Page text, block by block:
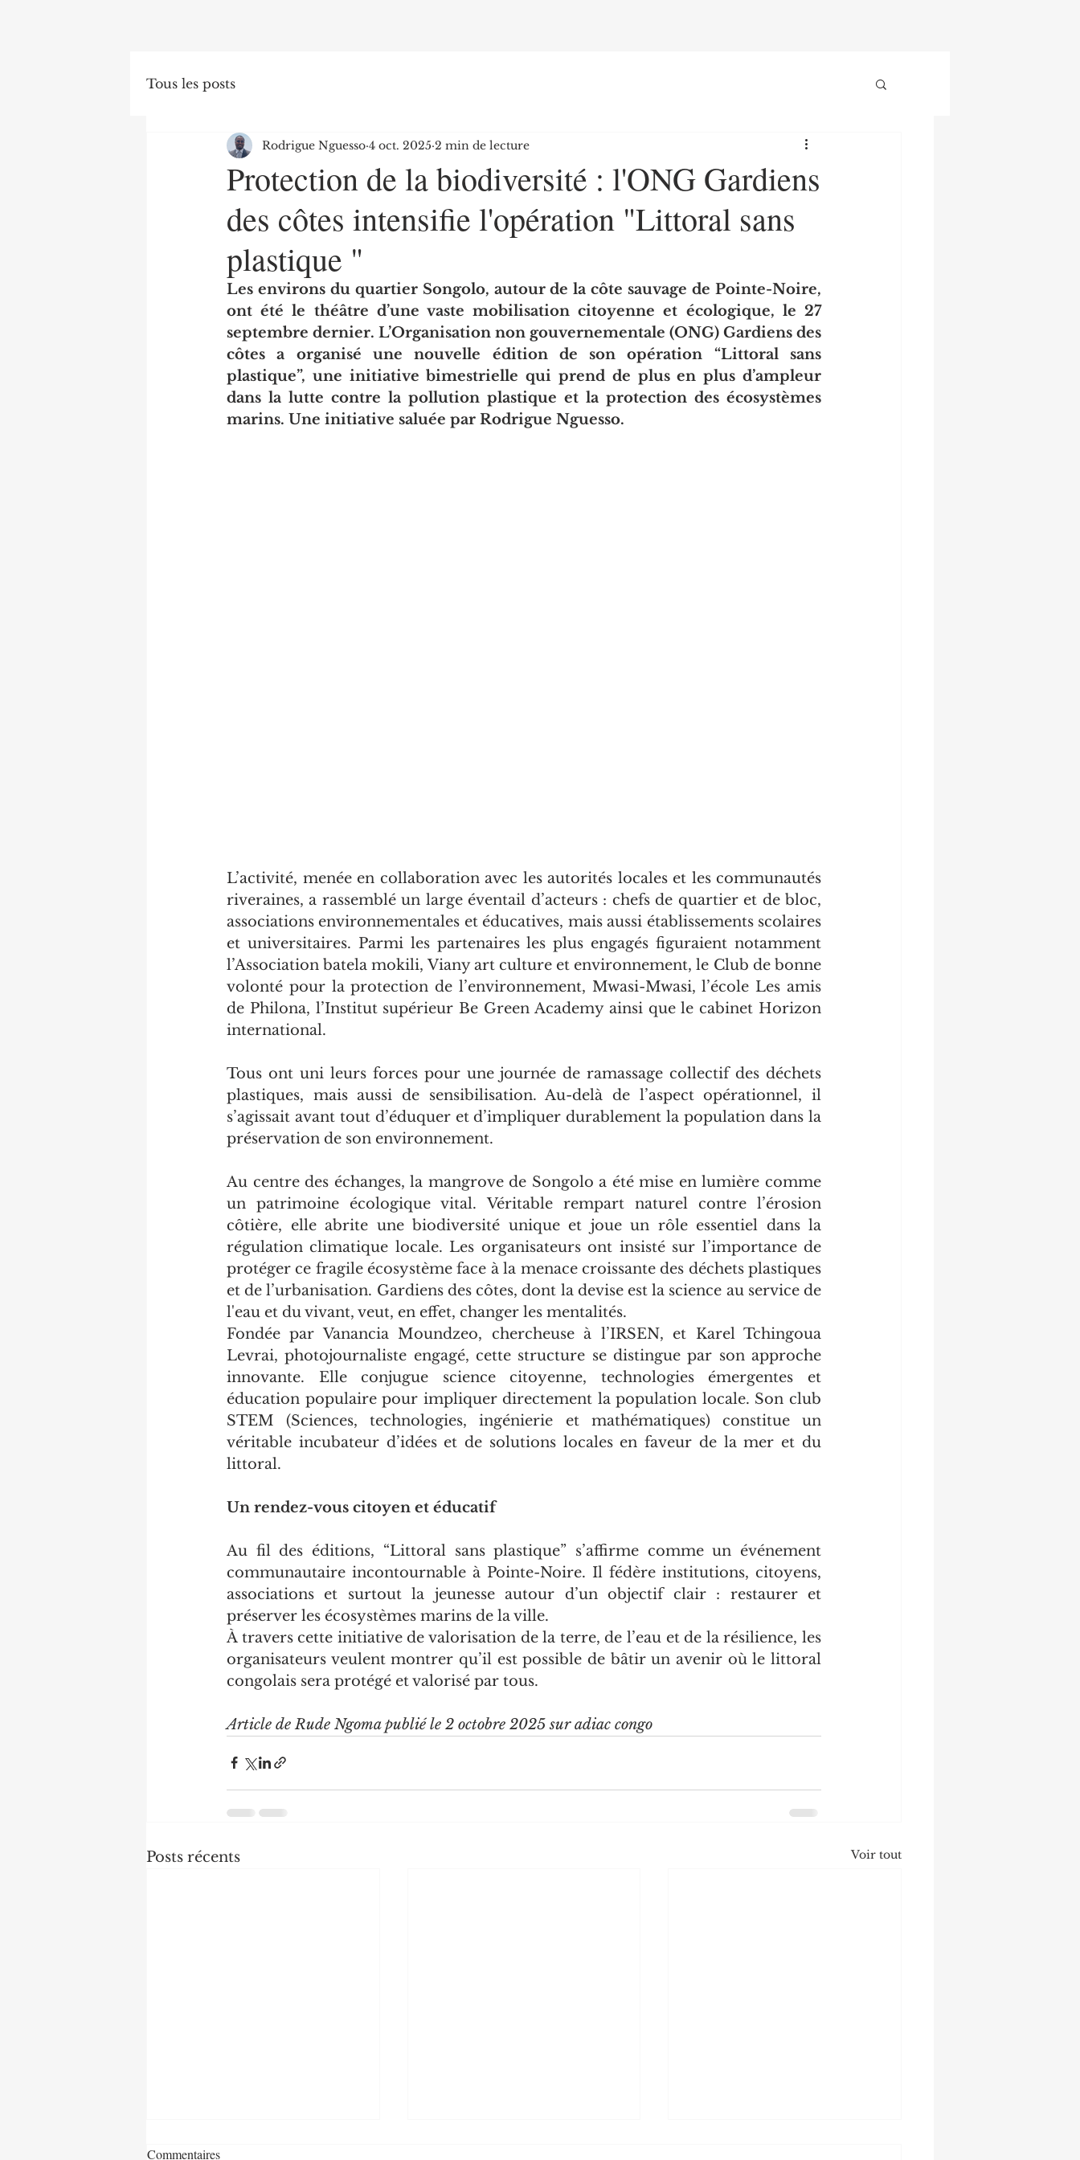
Tous les posts
Protection de la biodiversité : l'ONG Gardiens
des côtes intensifie l'opération "Littoral sans
plastique "
Rodrigue Nguesso 4 oct. 2025 2 min de lecture
Les environs du quartier Songolo, autour de la côte sauvage de Pointe-Noire,
ont été le théâtre d’une vaste mobilisation citoyenne et écologique, le 27
septembre dernier. L’Organisation non gouvernementale (ONG) Gardiens des
côtes a organisé une nouvelle édition de son opération “Littoral sans
plastique”, une initiative bimestrielle qui prend de plus en plus d’ampleur
dans la lutte contre la pollution plastique et la protection des écosystèmes
marins. Une initiative saluée par Rodrigue Nguesso.
L’activité, menée en collaboration avec les autorités locales et les communautés
riveraines, a rassemblé un large éventail d’acteurs : chefs de quartier et de bloc,
associations environnementales et éducatives, mais aussi établissements scolaires
et universitaires. Parmi les partenaires les plus engagés figuraient notamment
l’Association batela mokili, Viany art culture et environnement, le Club de bonne
volonté pour la protection de l’environnement, Mwasi-Mwasi, l’école Les amis
de Philona, l’Institut supérieur Be Green Academy ainsi que le cabinet Horizon
international.
Tous ont uni leurs forces pour une journée de ramassage collectif des déchets
plastiques, mais aussi de sensibilisation. Au-delà de l’aspect opérationnel, il
s’agissait avant tout d’éduquer et d’impliquer durablement la population dans la
préservation de son environnement.
Au centre des échanges, la mangrove de Songolo a été mise en lumière comme
un patrimoine écologique vital. Véritable rempart naturel contre l’érosion
côtière, elle abrite une biodiversité unique et joue un rôle essentiel dans la
régulation climatique locale. Les organisateurs ont insisté sur l’importance de
protéger ce fragile écosystème face à la menace croissante des déchets plastiques
et de l’urbanisation. Gardiens des côtes, dont la devise est la science au service de
l'eau et du vivant, veut, en effet, changer les mentalités.
Fondée par Vanancia Moundzeo, chercheuse à l’IRSEN, et Karel Tchingoua
Levrai, photojournaliste engagé, cette structure se distingue par son approche
innovante. Elle conjugue science citoyenne, technologies émergentes et
éducation populaire pour impliquer directement la population locale. Son club
STEM (Sciences, technologies, ingénierie et mathématiques) constitue un
véritable incubateur d’idées et de solutions locales en faveur de la mer et du
littoral.
Un rendez-vous citoyen et éducatif
Au fil des éditions, “Littoral sans plastique” s’affirme comme un événement
communautaire incontournable à Pointe-Noire. Il fédère institutions, citoyens,
associations et surtout la jeunesse autour d’un objectif clair : restaurer et
préserver les écosystèmes marins de la ville.
À travers cette initiative de valorisation de la terre, de l’eau et de la résilience, les
organisateurs veulent montrer qu’il est possible de bâtir un avenir où le littoral
congolais sera protégé et valorisé par tous.
Article de Rude Ngoma publié le 2 octobre 2025 sur adiac congo
Posts récents Voir tout
Commentaires